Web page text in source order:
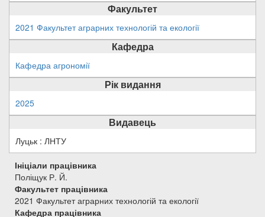
Факультет
2021 Факультет аграрних технологій та екології
Кафедра
Кафедра агрономії
Рік видання
2025
Видавець
Луцьк : ЛНТУ
Ініціали працівника
Поліщук Р. Й.
Факультет працівника
2021 Факультет аграрних технологій та екології
Кафедра працівника